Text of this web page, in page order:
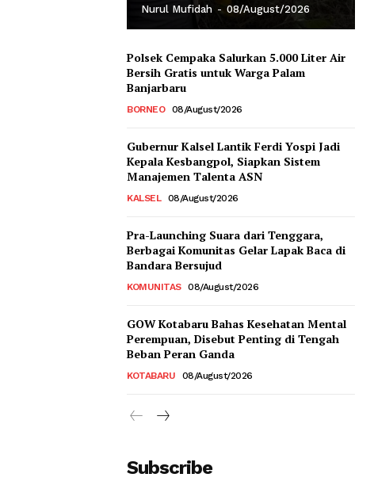
Nurul Mufidah - 08/August/2026
Polsek Cempaka Salurkan 5.000 Liter Air
Bersih Gratis untuk Warga Palam
Banjarbaru
BORNEO 08/August/2026
Gubernur Kalsel Lantik Ferdi Yospi Jadi
Kepala Kesbangpol, Siapkan Sistem
Manajemen Talenta ASN
KALSEL 08/August/2026
Pra-Launching Suara dari Tenggara,
Berbagai Komunitas Gelar Lapak Baca di
Bandara Bersujud
KOMUNITAS 08/August/2026
GOW Kotabaru Bahas Kesehatan Mental
Perempuan, Disebut Penting di Tengah
Beban Peran Ganda
KOTABARU 08/August/2026
Subscribe